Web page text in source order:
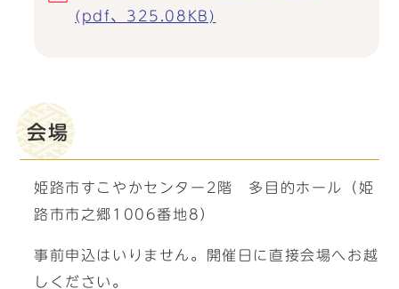
(pdf、325.08KB)
会場
姫路市すこやかセンター2階 多目的ホール（姫
路市市之郷1006番地8）
事前申込はいりません。開催日に直接会場へお越
しください。